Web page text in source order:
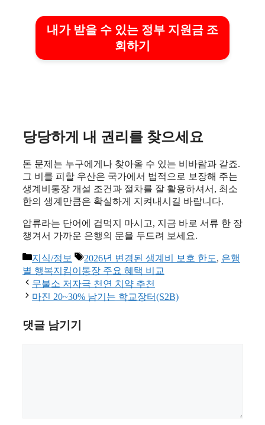
내가 받을 수 있는 정부 지원금 조
회하기
당당하게 내 권리를 찾으세요
돈 문제는 누구에게나 찾아올 수 있는 비바람과 같죠.
그 비를 피할 우산은 국가에서 법적으로 보장해 주는
생계비통장 개설 조건과 절차를 잘 활용하셔서, 최소
한의 생계만큼은 확실하게 지켜내시길 바랍니다.
압류라는 단어에 겁먹지 마시고, 지금 바로 서류 한 장
챙겨서 가까운 은행의 문을 두드려 보세요.
카
테
고
리
지식/정보
태
그
2026년 변경된 생계비 보호 한도, 은행
별 행복지킴이통장 주요 혜택 비교
무불소 저자극 천연 치약 추천
마진 20~30% 남기는 학교장터(S2B)
댓글 남기기